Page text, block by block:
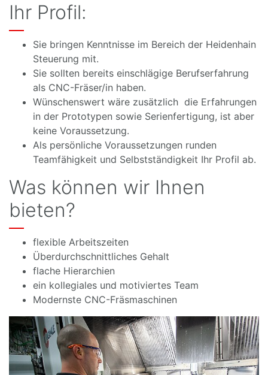
Ihr Profil:
Sie bringen Kenntnisse im Bereich der Heidenhain
Steuerung mit.
Sie sollten bereits einschlägige Berufserfahrung
als CNC-Fräser/in haben.
Wünschenswert wäre zusätzlich die Erfahrungen
in der Prototypen sowie Serienfertigung, ist aber
keine Voraussetzung.
Als persönliche Voraussetzungen runden
Teamfähigkeit und Selbstständigkeit Ihr Profil ab.
Was können wir Ihnen
bieten?
flexible Arbeitszeiten
Überdurchschnittliches Gehalt
flache Hierarchien
ein kollegiales und motiviertes Team
Modernste CNC-Fräsmaschinen